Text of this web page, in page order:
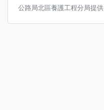
公路局北區養護工程分局提供